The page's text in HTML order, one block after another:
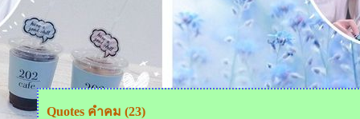
Quotes คำคม (23)